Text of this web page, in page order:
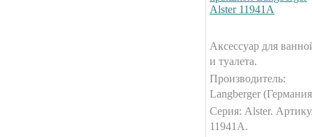
Alster 11941А
Аксессуар для
и туалета.
Производитель:
Langberger
Серия: Alster.
11941А.